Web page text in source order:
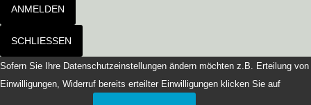
ANMELDEN
SCHLIESSEN
Sofern Sie Ihre Datenschutzeinstellungen ändern möchten z.B. Erteilung von
Einwilligungen, Widerruf bereits erteilter Einwilligungen klicken Sie auf